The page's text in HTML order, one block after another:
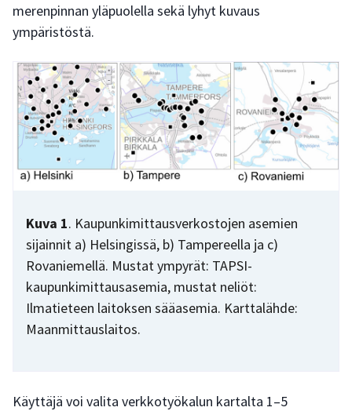
merenpinnan yläpuolella sekä lyhyt kuvaus
ympäristöstä.
Kuva 1. Kaupunkimittausverkostojen asemien
sijainnit a) Helsingissä, b) Tampereella ja c)
Rovaniemellä. Mustat ympyrät: TAPSI-
kaupunkimittausasemia, mustat neliöt:
Ilmatieteen laitoksen sääasemia. Karttalähde:
Maanmittauslaitos.
Käyttäjä voi valita verkkotyökalun kartalta 1–5